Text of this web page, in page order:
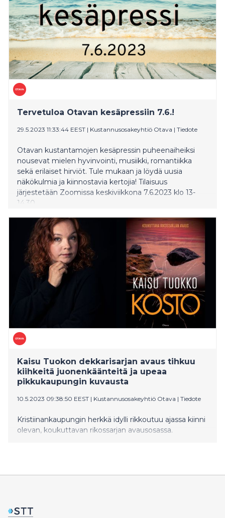
Tervetuloa Otavan kesäpressiin 7.6.!
29.5.2023 11:33:44 EEST | Kustannusosakeyhtiö Otava | Tiedote
Otavan kustantamojen kesäpressin puheenaiheiksi
nousevat mielen hyvinvointi, musiikki, romantiikka
sekä erilaiset hirviöt. Tule mukaan ja löydä uusia
näkökulmia ja kiinnostavia kertojia! Tilaisuus
järjestetään Zoomissa keskiviikkona 7.6.2023 klo 13-
14.30.
Kaisu Tuokon dekkarisarjan avaus tihkuu
kiihkeitä juonenkäänteitä ja upeaa
pikkukaupungin kuvausta
10.5.2023 09:38:50 EEST | Kustannusosakeyhtiö Otava | Tiedote
Kristiinankaupungin herkkä idylli rikkoutuu ajassa kiinni
olevan, koukuttavan rikossarjan avausosassa.